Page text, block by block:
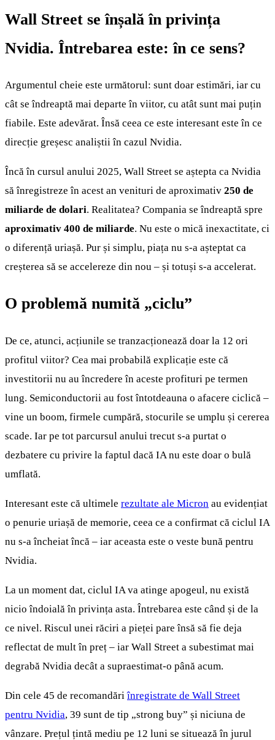
Wall Street se înșală în privința
Nvidia. Întrebarea este: în ce sens?
Argumentul cheie este următorul: sunt doar estimări, iar cu
cât se îndreaptă mai departe în viitor, cu atât sunt mai puțin
fiabile. Este adevărat. Însă ceea ce este interesant este în ce
direcție greșesc analiștii în cazul Nvidia.
Încă în cursul anului 2025, Wall Street se aștepta ca Nvidia
să înregistreze în acest an venituri de aproximativ 250 de
miliarde de dolari. Realitatea? Compania se îndreaptă spre
aproximativ 400 de miliarde. Nu este o mică inexactitate, ci
o diferență uriașă. Pur și simplu, piața nu s-a așteptat ca
creșterea să se accelereze din nou – și totuși s-a accelerat.
O problemă numită „ciclu”
De ce, atunci, acțiunile se tranzacționează doar la 12 ori
profitul viitor? Cea mai probabilă explicație este că
investitorii nu au încredere în aceste profituri pe termen
lung. Semiconductorii au fost întotdeauna o afacere ciclică –
vine un boom, firmele cumpără, stocurile se umplu și cererea
scade. Iar pe tot parcursul anului trecut s-a purtat o
dezbatere cu privire la faptul dacă IA nu este doar o bulă
umflată.
Interesant este că ultimele rezultate ale Micron au evidențiat
o penurie uriașă de memorie, ceea ce a confirmat că ciclul IA
nu s-a încheiat încă – iar aceasta este o veste bună pentru
Nvidia.
La un moment dat, ciclul IA va atinge apogeul, nu există
nicio îndoială în privința asta. Întrebarea este când și de la
ce nivel. Riscul unei răciri a pieței pare însă să fie deja
reflectat de mult în preț – iar Wall Street a subestimat mai
degrabă Nvidia decât a supraestimat-o până acum.
Din cele 45 de recomandăriînregistrate de Wall Street
pentru Nvidia, 39 sunt de tip „strong buy” și niciuna de
vânzare. Prețul țintă mediu pe 12 luni se situează în jurul